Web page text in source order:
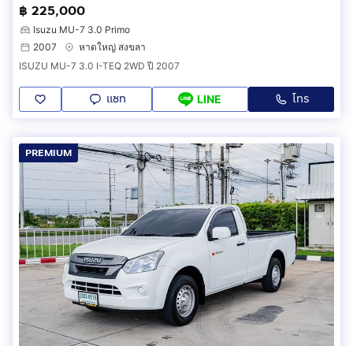
฿ 225,000
Isuzu MU-7 3.0 Primo
2007
หาดใหญ่ สงขลา
ISUZU MU-7 3.0 I-TEQ 2WD ปี 2007
แชท LINE โทร
PREMIUM